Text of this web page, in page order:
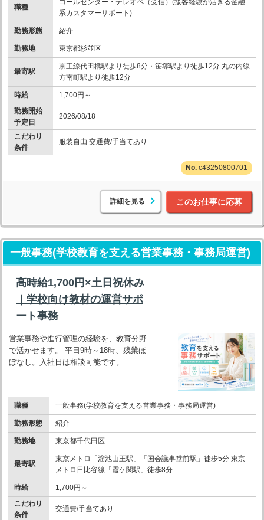
職種
系カスタマーサポート)
勤務形態 紹介
勤務地 東京都杉並区
最寄駅
京王線代田橋駅より徒歩8分・笹塚駅より徒歩12分 丸の内線
方南町駅より徒歩12分
時給
1,700円～
勤務開始
予定日
2026/08/18
こだわり
条件
服装自由 交通費/手当てあり
c43250800701
詳細を見る このお仕事に応募
一般事務(学校教育を支える営業事務・事務局運営)
高時給1,700円×土日祝休み
｜学校向け教材の運営サポ
ート事務
営業事務や進行管理の経験を、教育分野
で活かせます。 平日9時～18時、残業ほ
ぼなし。入社日は相談可能です。
職種 一般事務(学校教育を支える営業事務・事務局運営)
勤務形態 紹介
勤務地 東京都千代田区
最寄駅
東京メトロ「溜池山王駅」「国会議事堂前駅」徒歩5分 東京
メトロ日比谷線「霞ケ関駅」徒歩8分
時給
1,700円～
こだわり
条件
交通費/手当てあり